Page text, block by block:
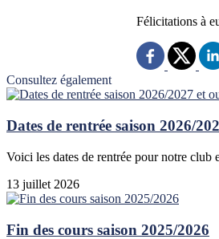
Félicitations à
Consultez également
Dates de rentrée saison 2026/
Voici les dates de rentrée pour notre club
13 juillet 2026
Fin des cours saison 2025/2026